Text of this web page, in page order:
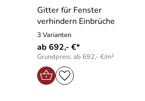
Gitter für Fenster
verhindern Einbrüche
3 Varianten
ab 692,- €*
Grundpreis: ab 692,- €/m²